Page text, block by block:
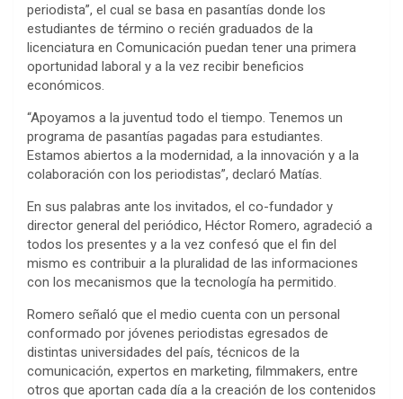
periodista”, el cual se basa en pasantías donde los
estudiantes de término o recién graduados de la
licenciatura en Comunicación puedan tener una primera
oportunidad laboral y a la vez recibir beneficios
económicos.
“Apoyamos a la juventud todo el tiempo. Tenemos un
programa de pasantías pagadas para estudiantes.
Estamos abiertos a la modernidad, a la innovación y a la
colaboración con los periodistas”, declaró Matías.
En sus palabras ante los invitados, el co-fundador y
director general del periódico, Héctor Romero, agradeció a
todos los presentes y a la vez confesó que el fin del
mismo es contribuir a la pluralidad de las informaciones
con los mecanismos que la tecnología ha permitido.
Romero señaló que el medio cuenta con un personal
conformado por jóvenes periodistas egresados de
distintas universidades del país, técnicos de la
comunicación, expertos en marketing, filmmakers, entre
otros que aportan cada día a la creación de los contenidos